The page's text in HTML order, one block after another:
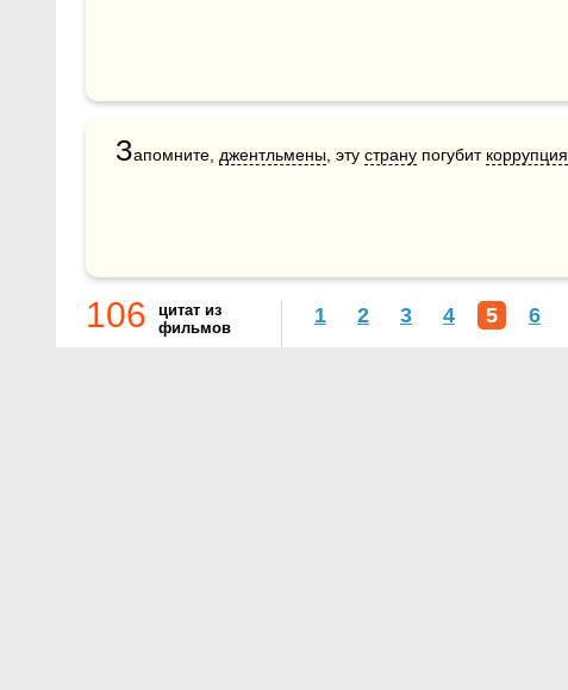
Запомните, джентльмены , эту страну погубит коррупция
106
цитат из
фильмов
1 2 3 4 5 6